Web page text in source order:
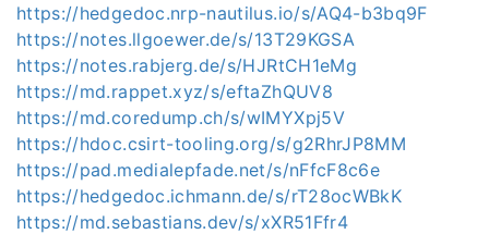
https://hedgedoc.nrp-nautilus.io/s/AQ4-b3bq9F
https://notes.llgoewer.de/s/13T29KGSA
https://notes.rabjerg.de/s/HJRtCH1eMg
https://md.rappet.xyz/s/eftaZhQUV8
https://md.coredump.ch/s/wIMYXpj5V
https://hdoc.csirt-tooling.org/s/g2RhrJP8MM
https://pad.medialepfade.net/s/nFfcF8c6e
https://hedgedoc.ichmann.de/s/rT28ocWBkK
https://md.sebastians.dev/s/xXR51Ffr4